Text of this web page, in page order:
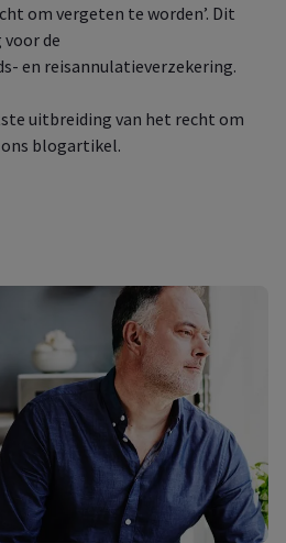
om vergeten te worden’. Dit
de
en reisannulatieverzekering.
uitbreiding van het recht om
blogartikel.